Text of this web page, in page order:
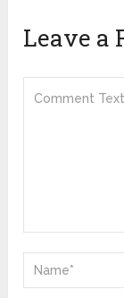
Leave a